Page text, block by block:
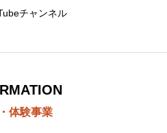
チャンネル
体験事業